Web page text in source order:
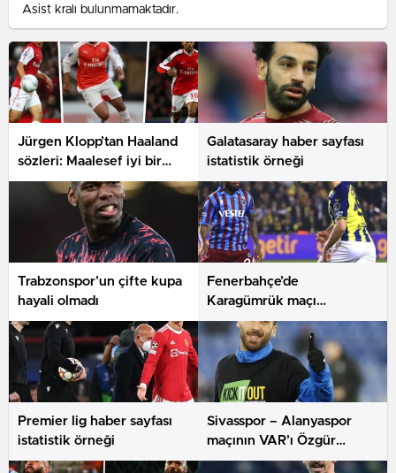
Asist kralı bulunmamaktadır.
Jürgen Klopp’tan Haaland
sözleri: Maalesef iyi bir
transfer
Galatasaray haber sayfası
istatistik örneği
Trabzonspor’un çifte kupa
hayali olmadı
Fenerbahçe’de
Karagümrük maçı
hazırlıkları sürüyor
Premier lig haber sayfası
istatistik örneği
Sivasspor – Alanyaspor
maçının VAR’ı Özgür
Yankaya oldu